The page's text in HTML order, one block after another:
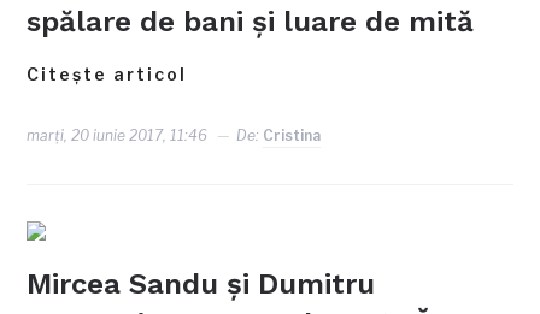
spălare de bani și luare de mită
Citește articol
marți, 20 iunie 2017, 11:46 De: Cristina
Mircea Sandu și Dumitru